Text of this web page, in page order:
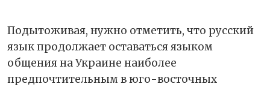
Подытоживая, нужно отметить, что русский
язык продолжает оставаться языком
общения на Украине наиболее
предпочтительным в юго-восточных